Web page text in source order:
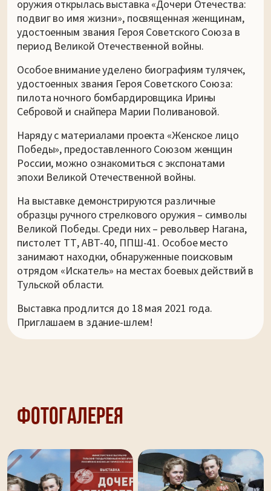
оружия открылась выставка «Дочери Отечества:
подвиг во имя жизни», посвященная женщинам,
удостоенным звания Героя Советского Союза в
период Великой Отечественной войны.
Особое внимание уделено биографиям тулячек,
удостоенных звания Героя Советского Союза:
пилота ночного бомбардировщика Ирины
Себровой и снайпера Марии Поливановой.
Наряду с материалами проекта «Женское лицо
Победы», предоставленного Союзом женщин
России, можно ознакомиться с экспонатами
эпохи Великой Отечественной войны.
На выставке демонстрируются различные
образцы ручного стрелкового оружия – символы
Великой Победы. Среди них – револьвер Нагана,
пистолет ТТ, АВТ-40, ППШ-41. Особое место
занимают находки, обнаруженные поисковым
отрядом «Искатель» на местах боевых действий в
Тульской области.
Выставка продлится до 18 мая 2021 года.
Приглашаем в здание-шлем!
Фотогалерея